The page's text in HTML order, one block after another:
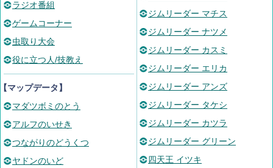
ラジオ番組
ゲームコーナー
虫取り大会
役に立つ人/技教え
マップデータ】
マダツボミのとう
アルフのいせき
つながりのどうくつ
ヤドンのいど
ジムリーダー マチス
ジムリーダー ナツメ
ジムリーダー カスミ
ジムリーダー エリカ
ジムリーダー アンズ
ジムリーダー タケシ
ジムリーダー カツラ
ジムリーダー グリーン
四天王 イツキ